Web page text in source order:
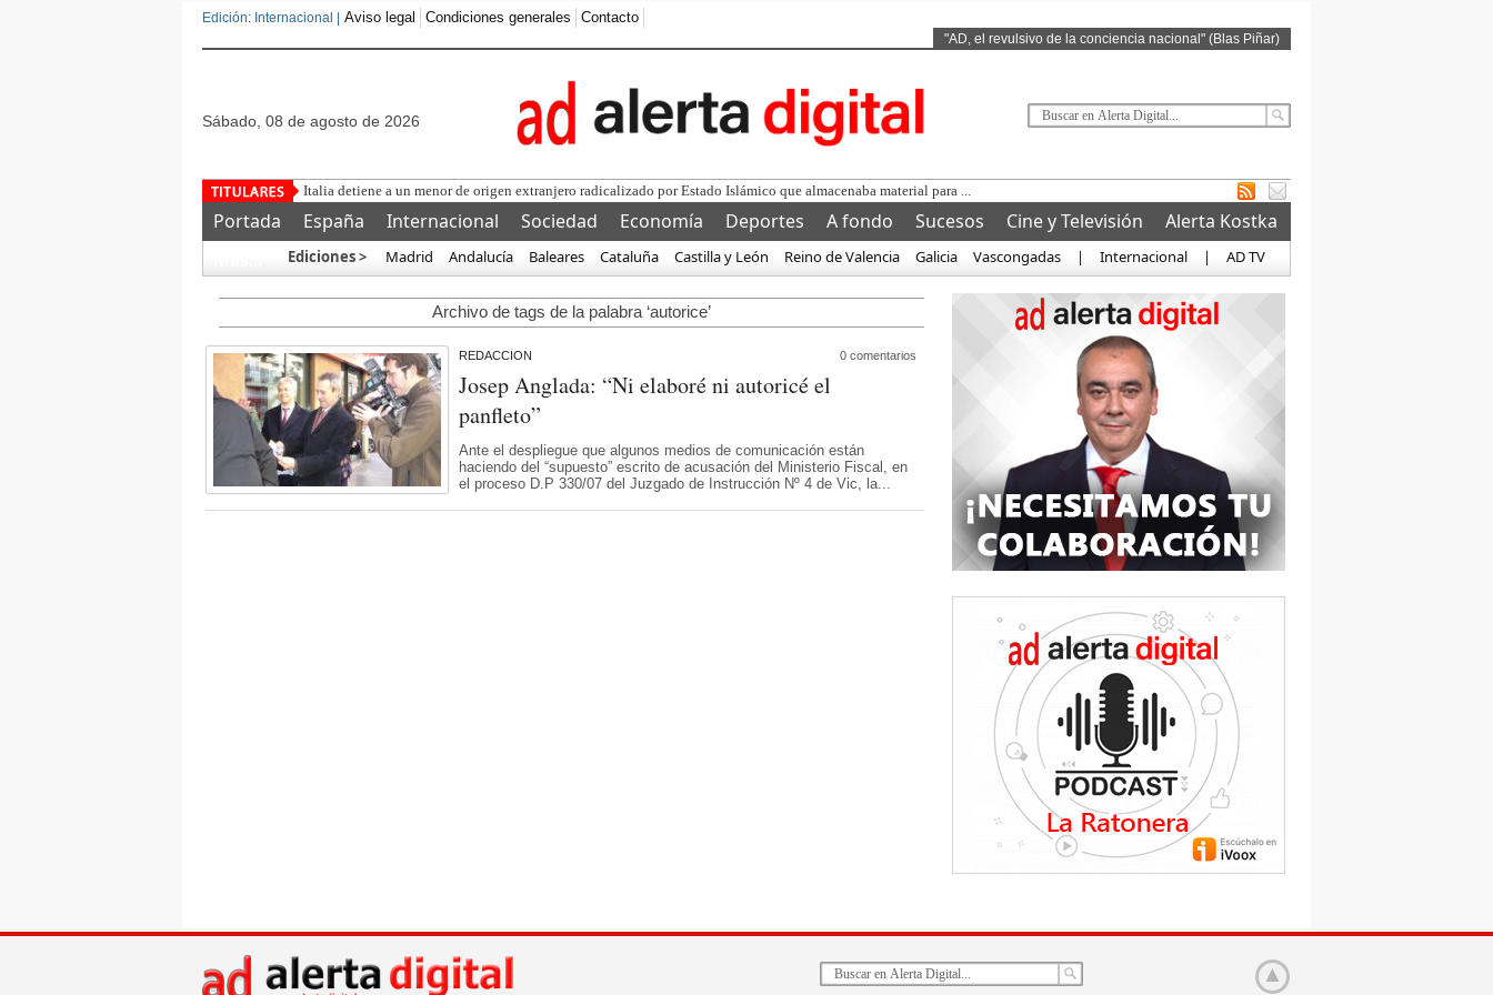
Edición: Internacional | Aviso legal Condiciones generales Contacto
"AD, el revulsivo de la conciencia nacional" (Blas Piñar)
sábado, 08 de agosto de 2026
Italia detiene a un menor de origen extranjero radicalizado por Estado Islámico que almacenaba material para ...
Portada España Internacional Sociedad Economía Deportes A fondo Sucesos Cine y Televisión
Alerta Kostka
Ediciones > Madrid Andalucía Baleares Cataluña Castilla y León Reino de Valencia Galicia Vascongadas | Internacional | AD TV
Archivo de tags de la palabra ‘autorice’
REDACCION 0 comentarios
Josep Anglada: “Ni elaboré ni autoricé el
panfleto”
Ante el despliegue que algunos medios de comunicación están
haciendo del “supuesto” escrito de acusación del Ministerio Fiscal, en
el proceso D.P 330/07 del Juzgado de Instrucción Nº 4 de Vic, la...